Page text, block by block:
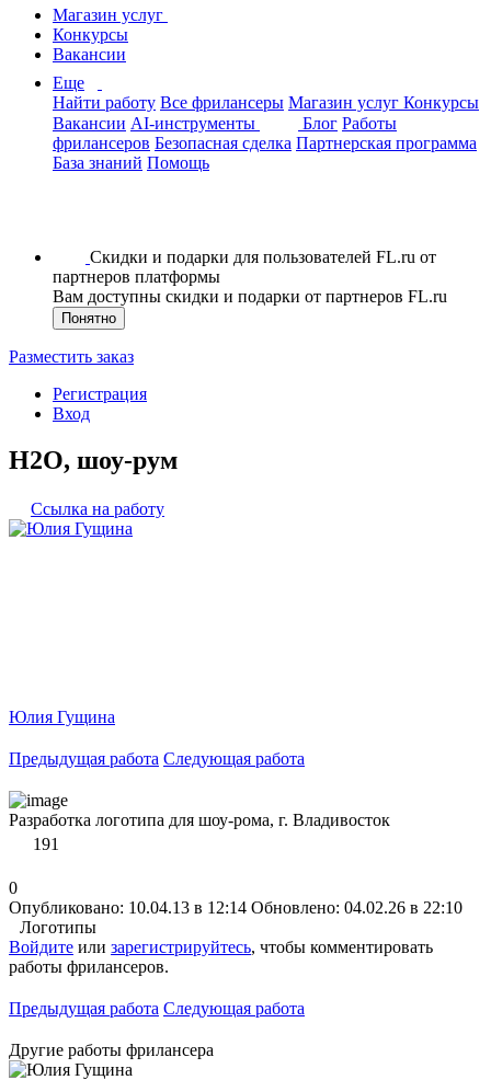
Магазин услуг
Конкурсы
Вакансии
Еще
Найти работу Все фрилансеры Магазин услуг Конкурсы
Вакансии AI-инструменты Блог Работы
фрилансеров Безопасная сделка Партнерская программа
База знаний Помощь
Скидки и подарки для пользователей FL.ru от
партнеров платформы
Вам доступны скидки и подарки от партнеров FL.ru
Понятно
Разместить заказ
Регистрация
Вход
H2O, шоу-рум
Ссылка на работу
Юлия Гущина
Предыдущая работа Следующая работа
Разработка логотипа для шоу-рома, г. Владивосток
191
0
Опубликовано: 10.04.13 в 12:14 Обновлено: 04.02.26 в 22:10
Логотипы
Войдите или зарегистрируйтесь, чтобы комментировать
работы фрилансеров.
Предыдущая работа Следующая работа
Другие работы фрилансера